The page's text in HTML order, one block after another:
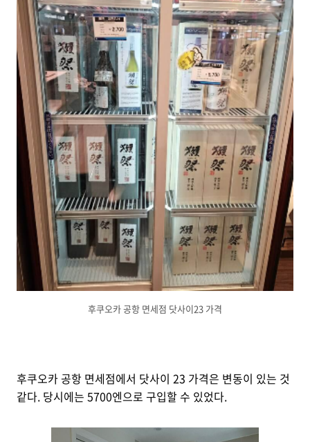
후쿠오카 공항 면세점 닷사이23 가격
후쿠오카 공항 면세점에서 닷사이 23 가격은 변동이 있는 것
같다. 당시에는 5700엔으로 구입할 수 있었다.